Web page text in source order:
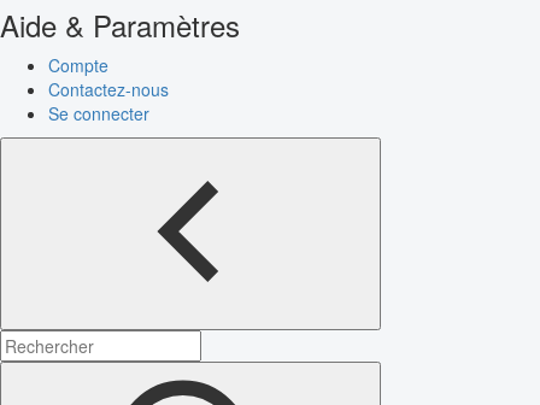
Aide & Paramètres
Compte
Contactez-nous
Se connecter